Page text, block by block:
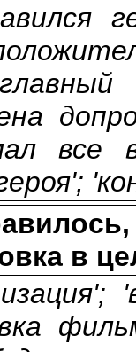
все
в